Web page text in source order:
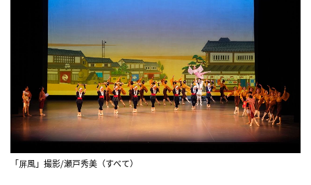
「屏風」撮影/瀬戸秀美（すべて）